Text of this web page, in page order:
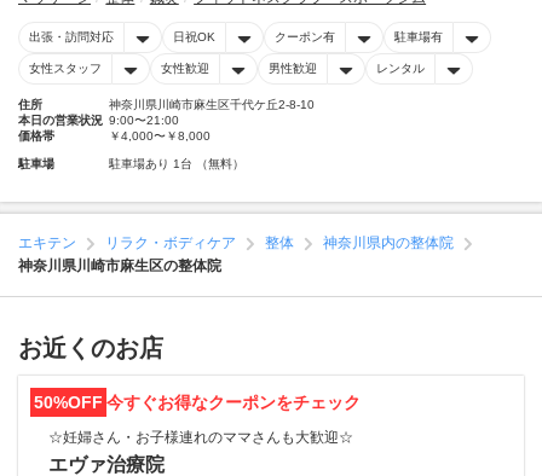
出張・訪問対応 日祝OK クーポン有 駐車場有
女性スタッフ 女性歓迎 男性歓迎 レンタル
住所
神奈川県川崎市麻生区千代ケ丘2-8-10
本日の営業状況 9:00〜21:00
価格帯
￥4,000〜￥8,000
駐車場 駐車場あり 1台 （無料）
エキテン リラク・ボディケア 整体
神奈川県内の整体院
神奈川県川崎市麻生区の整体院
お近くのお店
50%OFF 今すぐお得なクーポンをチェック
☆妊婦さん・お子様連れのママさんも大歓迎☆
エヴァ治療院